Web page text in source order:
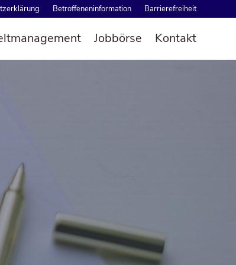
Betrof­fe­nen­in­for­ma­ti­on Bar­rie­re­frei­heit
Job­bör­se Kon­takt